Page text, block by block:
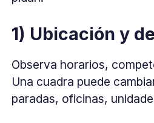
1) Ubicación y
Observa horarios,
Una cuadra puede
paradas, oficinas,